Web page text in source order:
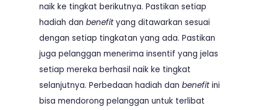
naik ke tingkat berikutnya. Pastikan setiap
hadiah dan benefityang ditawarkan sesuai
dengan setiap tingkatan yang ada. Pastikan
juga pelanggan menerima insentif yang jelas
setiap mereka berhasil naik ke tingkat
selanjutnya. Perbedaan hadiah dan benefit ini
bisa mendorong pelanggan untuk terlibat